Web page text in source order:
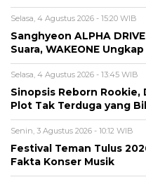
Senin, 3 Agustus 2026 - 10:12 WIB
Festival Teman Tulus
Fakta Konser Musik
Sabtu, 1 Agustus 2026 - 11:34 WIB
Miss Supranational 2026
Peserta, dan Fakta
BERITA TERBARU
Viral